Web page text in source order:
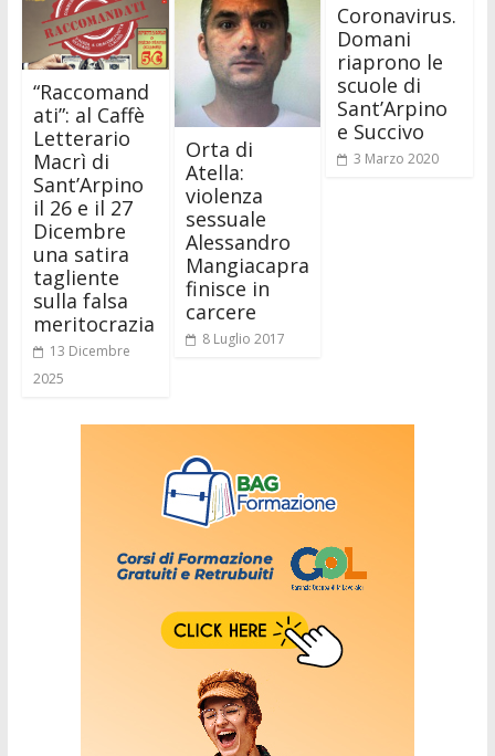
“Raccomand
ati”: al Caffè
Letterario
Macrì di
Sant’Arpino
il 26 e il 27
Dicembre
una satira
tagliente
sulla falsa
meritocrazia
13 Dicembre
2025
Orta di
Atella:
violenza
sessuale
Alessandro
Mangiacapra
finisce in
carcere
8 Luglio 2017
Coronavirus.
Domani
riaprono le
scuole di
Sant’Arpino
e Succivo
3 Marzo 2020